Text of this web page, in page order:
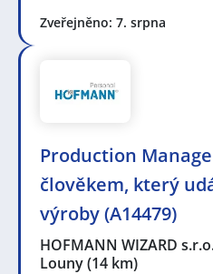
Zveřejněno: 7. srpna
Production
člověkem, který
výroby (A14479)
HOFMANN WIZARD
Louny(14 km)